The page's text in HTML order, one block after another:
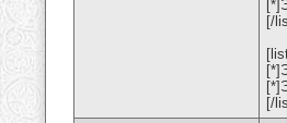
[/
[/